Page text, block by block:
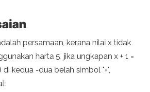
persamaan, kerana nilai x tidak
harta 5, jika ungkapan x + 1 =
kedua -dua belah simbol "=",